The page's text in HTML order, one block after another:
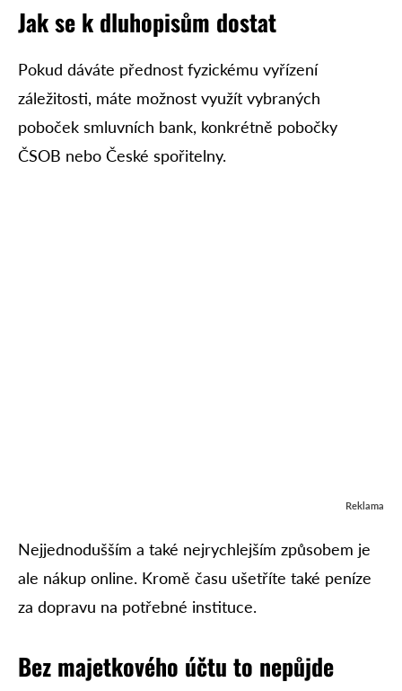
Jak se k dluhopisům dostat
Pokud dáváte přednost fyzickému vyřízení
záležitosti, máte možnost využít vybraných
poboček smluvních bank, konkrétně pobočky
ČSOB nebo České spořitelny.
Reklama
Nejjednodušším a také nejrychlejším způsobem je
ale nákup online. Kromě času ušetříte také peníze
za dopravu na potřebné instituce.
Bez majetkového účtu to nepůjde